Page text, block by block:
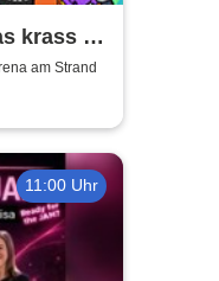
krass -
am Strand
11:00 Uhr